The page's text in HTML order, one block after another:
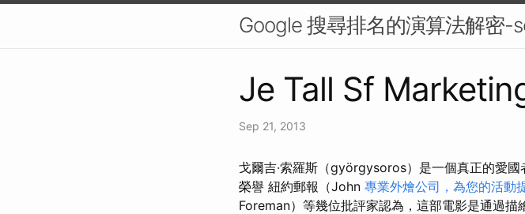
Google 搜尋排名的演算法解密-
Je Tall Sf
Sep 21, 2013
戈爾吉·索羅斯（györgysoros）是一個真正的愛
榮譽 紐約郵報（John 專業外燴公司，為您的活動
Foreman）等幾位批評家認為，這部電影是通過描